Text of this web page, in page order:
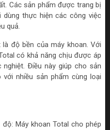
Các sản phẩm được trang bị
thực hiện các công việc
quả.
độ bền của máy khoan. Với
có khả năng chịu được áp
Điều này giúp cho sản
nhiều sản phẩm cùng loại
Máy khoan Total cho phép